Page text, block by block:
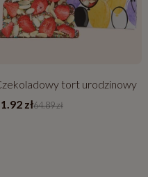
tort urodzinowy
zł64.89 zł